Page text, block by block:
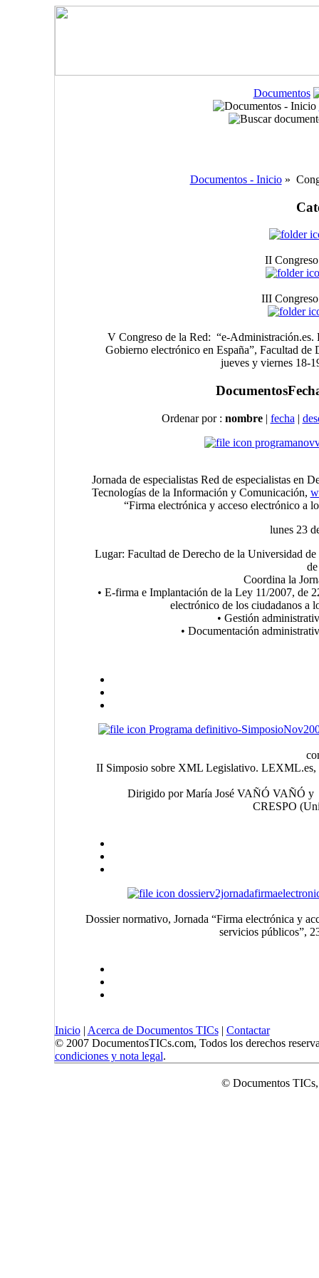
Documentos
Documentos - Inicio»
II
III
V Congreso de la Red: “e-Administración.es.
Gobierno electrónico en España”, Facultad de
jueves y viernes 18-
Documentos
Ordenar por : nombre | fecha |
Jornada de especialistas Red de especialistas en
Tecnologías de la Información y Comunicación,
“Firma electrónica y acceso electrónico a
lunes 23
Lugar: Facultad de Derecho de la Universidad
Coordina la
• E-firma e Implantación de la Ley 11/2007, de
electrónico de los ciudadanos a
• Gestión
• Documentación
Programa definitivo-
II Simposio sobre XML Legislativo. LEXML.es,
Dirigido por María José VAÑÓ VAÑÓ
CRESPO
Dossier normativo, Jornada “Firma electrónica y
servicios públicos”,
Inicio| Acerca de Documentos TICs| Contactar
© 2007 DocumentosTICs.com, Todos los derechos
condiciones y nota legal.
© Documentos